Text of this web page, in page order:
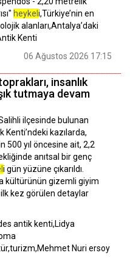
heykel i,Türkiye’nin en
alanları,Antalya’daki
Kenti
06 Ağustos 2026 17:15
insanlık
tutmaya devam
ilçesinde bulunan
Kenti’ndeki kazılarda,
500 yıl öncesine ait, 2,2
anıtsal bir genç
i gün yüzüne çıkarıldı.
kültürünün gizemli giyim
kez görülen detaylar
antik kenti,Lidya
Nuri ersoy